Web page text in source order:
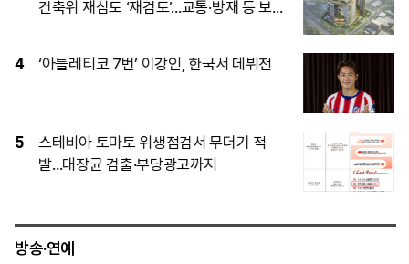
건축위 재심도 ‘재검토’…교통·방재 등 보
4 ‘아틀레티코 7번’ 이강인, 한국서 데뷔전
5
스테비아 토마토 위생점검서 무더기 적
발…대장균 검출·부당광고까지
방송·연예